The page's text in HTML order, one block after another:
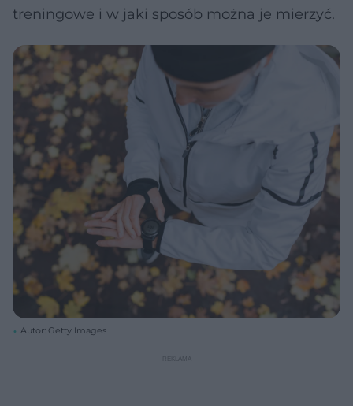
treningowe i w jaki sposób można je mierzyć.
Autor: Getty Images